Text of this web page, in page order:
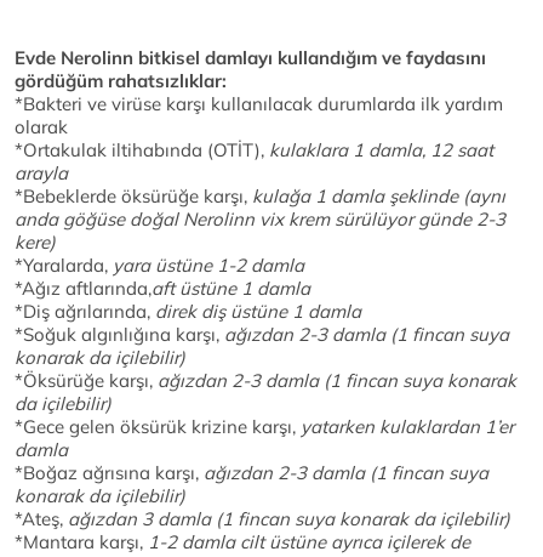
Evde Nerolinn bitkisel damlayı kullandığım ve faydasını
gördüğüm rahatsızlıklar:
*Bakteri ve virüse karşı kullanılacak durumlarda ilk yardım
olarak
*Ortakulak iltihabında (OTİT), kulaklara 1 damla, 12 saat
arayla
*Bebeklerde öksürüğe karşı, kulağa 1 damla şeklinde (aynı
anda göğüse doğal Nerolinn vix krem sürülüyor günde 2-3
kere)
*Yaralarda, yara üstüne 1-2 damla
*Ağız aftlarında,aft üstüne 1 damla
*Diş ağrılarında, direk diş üstüne 1 damla
*Soğuk algınlığına karşı, ağızdan 2-3 damla (1 fincan suya
konarak da içilebilir)
*Öksürüğe karşı, ağızdan 2-3 damla (1 fincan suya konarak
da içilebilir)
*Gece gelen öksürük krizine karşı, yatarken kulaklardan 1’er
damla
*Boğaz ağrısına karşı, ağızdan 2-3 damla (1 fincan suya
konarak da içilebilir)
*Ateş, ağızdan 3 damla (1 fincan suya konarak da içilebilir)
*Mantara karşı, 1-2 damla cilt üstüne ayrıca içilerek de